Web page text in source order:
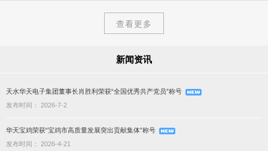
查看更多
新闻资讯
天水华天电子集团董事长肖胜利荣获“全国优秀共产党员”称号
发布时间： 2026-7-2
华天宝鸡荣获“宝鸡市高质量发展突出贡献集体”称号
发布时间： 2026-4-21